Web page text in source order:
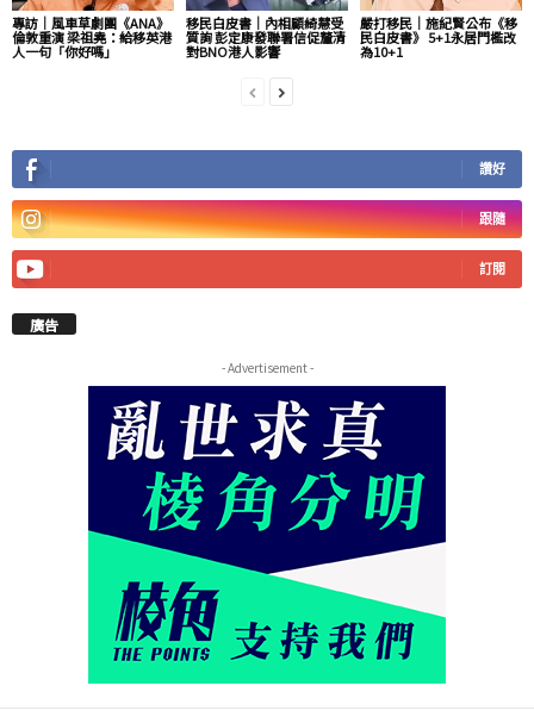
專訪｜風車草劇團《ANA》
倫敦重演 梁祖堯：給移英港
人一句「你好嗎」
移民白皮書｜內相顧綺慧受
質詢 彭定康發聯署信促釐清
對BNO港人影響
嚴打移民｜施紀賢公布《移
民白皮書》 5+1永居門檻改
為10+1
讚好
跟隨
訂閱
廣告
- Advertisement -